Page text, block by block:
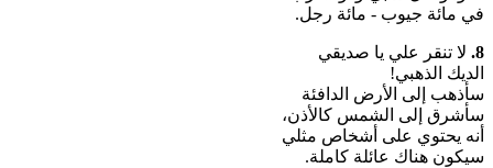
في مائة جيوب - مائة رجل.
8. لا تنقر علي يا صديقي
الديك الذهبي!
سأذهب إلى الأرض الدافئة
سأشرق إلى الشمس كالأذن،
أنه يحتوي على أشخاص مثلي
سيكون هناك عائلة كاملة.